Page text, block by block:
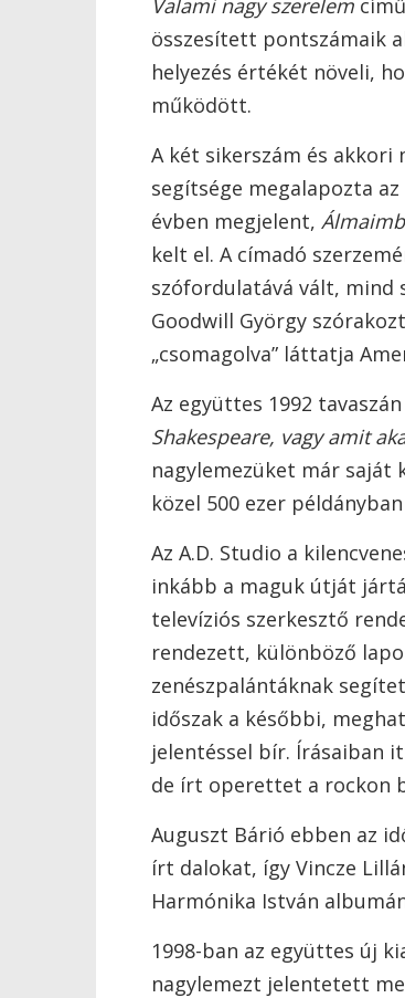
Valami nagy szerelem
összesített pontszámaik
helyezés értékét növeli,
működött.
A két sikerszám és akkori
segítsége megalapozta
évben megjelent,
kelt el. A címadó
szófordulatává vált, mind
Goodwill György
„csomagolva” láttatja
Az együttes 1992
Shakespeare, vagy amit
nagylemezüket már saját
közel 500 ezer
Az A.D. Studio a
inkább a maguk útját
televíziós szerkesztő
rendezett, különböző
zenészpalántáknak
időszak a későbbi,
jelentéssel bír. Írásaiban
de írt operettet a rockon
Auguszt Bárió ebben az
írt dalokat, így Vincze
Harmónika István
1998-ban az együttes új
nagylemezt jelentetett